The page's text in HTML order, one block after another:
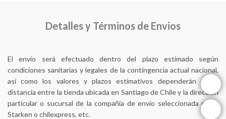
Detalles y Términos de Envios
El envío será efectuado dentro del plazo estimado según
condiciones sanitarias y legales de la contingencia actual nacional,
así como los valores y plazos estimativos dependerán de la
distancia entre la tienda ubicada en Santiago de Chile y la dirección
particular o sucursal de la compañía de envío seleccionada como
Starken o chilexpress, etc.
instagram
facebook